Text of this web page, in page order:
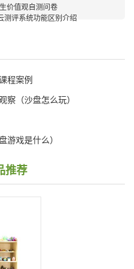
价值观自测问卷
测评系统功能区别介绍
程案例
察（沙盘怎么玩）
游戏是什么）
推荐